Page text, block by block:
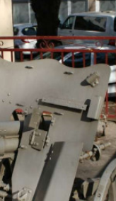
Niš
Srebrno jezero
Prolom Banja
Užice
Smederevo
Čačak
Pančevo